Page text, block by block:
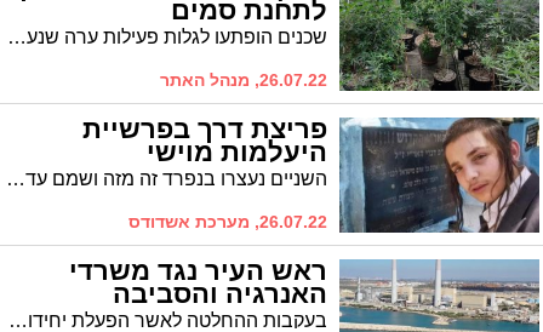
לתחנת סמים
שכנים הופתעו לגלות פעילות ערה שנעשית בארון החשמל שבחדר המדריגות. ביקור של המשטרה פתר את התעלומה
26.07.22, מנהל האתר
פריצת דרך בפרשיית
היעלמות מוישי
השניים נעצרו בנפרד זה מזה ושמם עדיין אסור בפרסום. הם מכחישים את החשדות. מעצרם הוארך ב-6 ימים
26.07.22, מערכת אשדודס
ראש העיר נגד משרדי
האנרגיה והסביבה
בעקבות ההחלטה לאשר הפעלת יחידות מזהמות בתחנת הכוח אשכול, מה שיביא להרעה משמעותית באיכות האוויר באשדוד והסביבה, ראש העיר משגר מכתב לשרות האנרגיה והסביבה, על מנת לעצור את המהלך